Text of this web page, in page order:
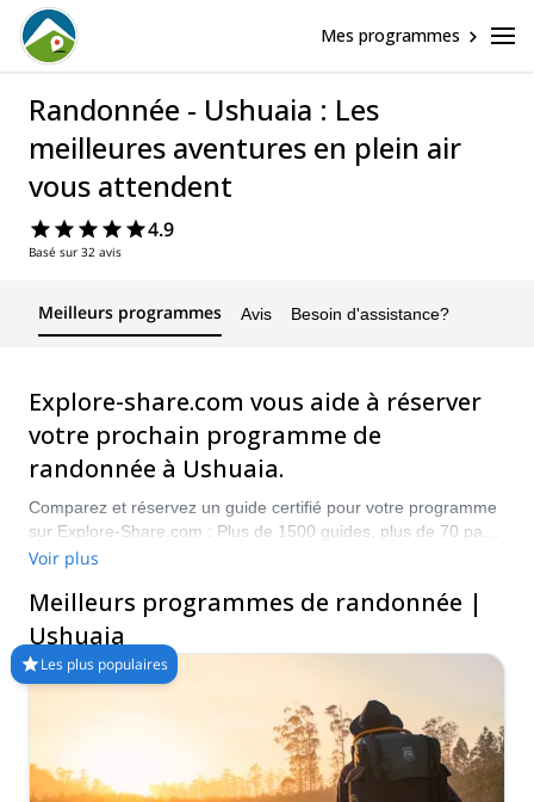
Mes programmes
Randonnée - Ushuaia : Les
meilleures aventures en plein air
vous attendent
4.9
Basé sur 32 avis
Meilleurs programmes Avis Besoin d'assistance?
Explore-share.com vous aide à réserver
votre prochain programme de
randonnée à Ushuaia.
Comparez et réservez un guide certifié pour votre programme
sur Explore-Share.com : Plus de 1500 guides, plus de 70 pays
et plus de 8000 programmes différents au choix. Faites votre
Ushuaia. Les montagnes vous appellent !
Voir plus
Meilleurs programmes de randonnée |
Ushuaia
Les plus populaires